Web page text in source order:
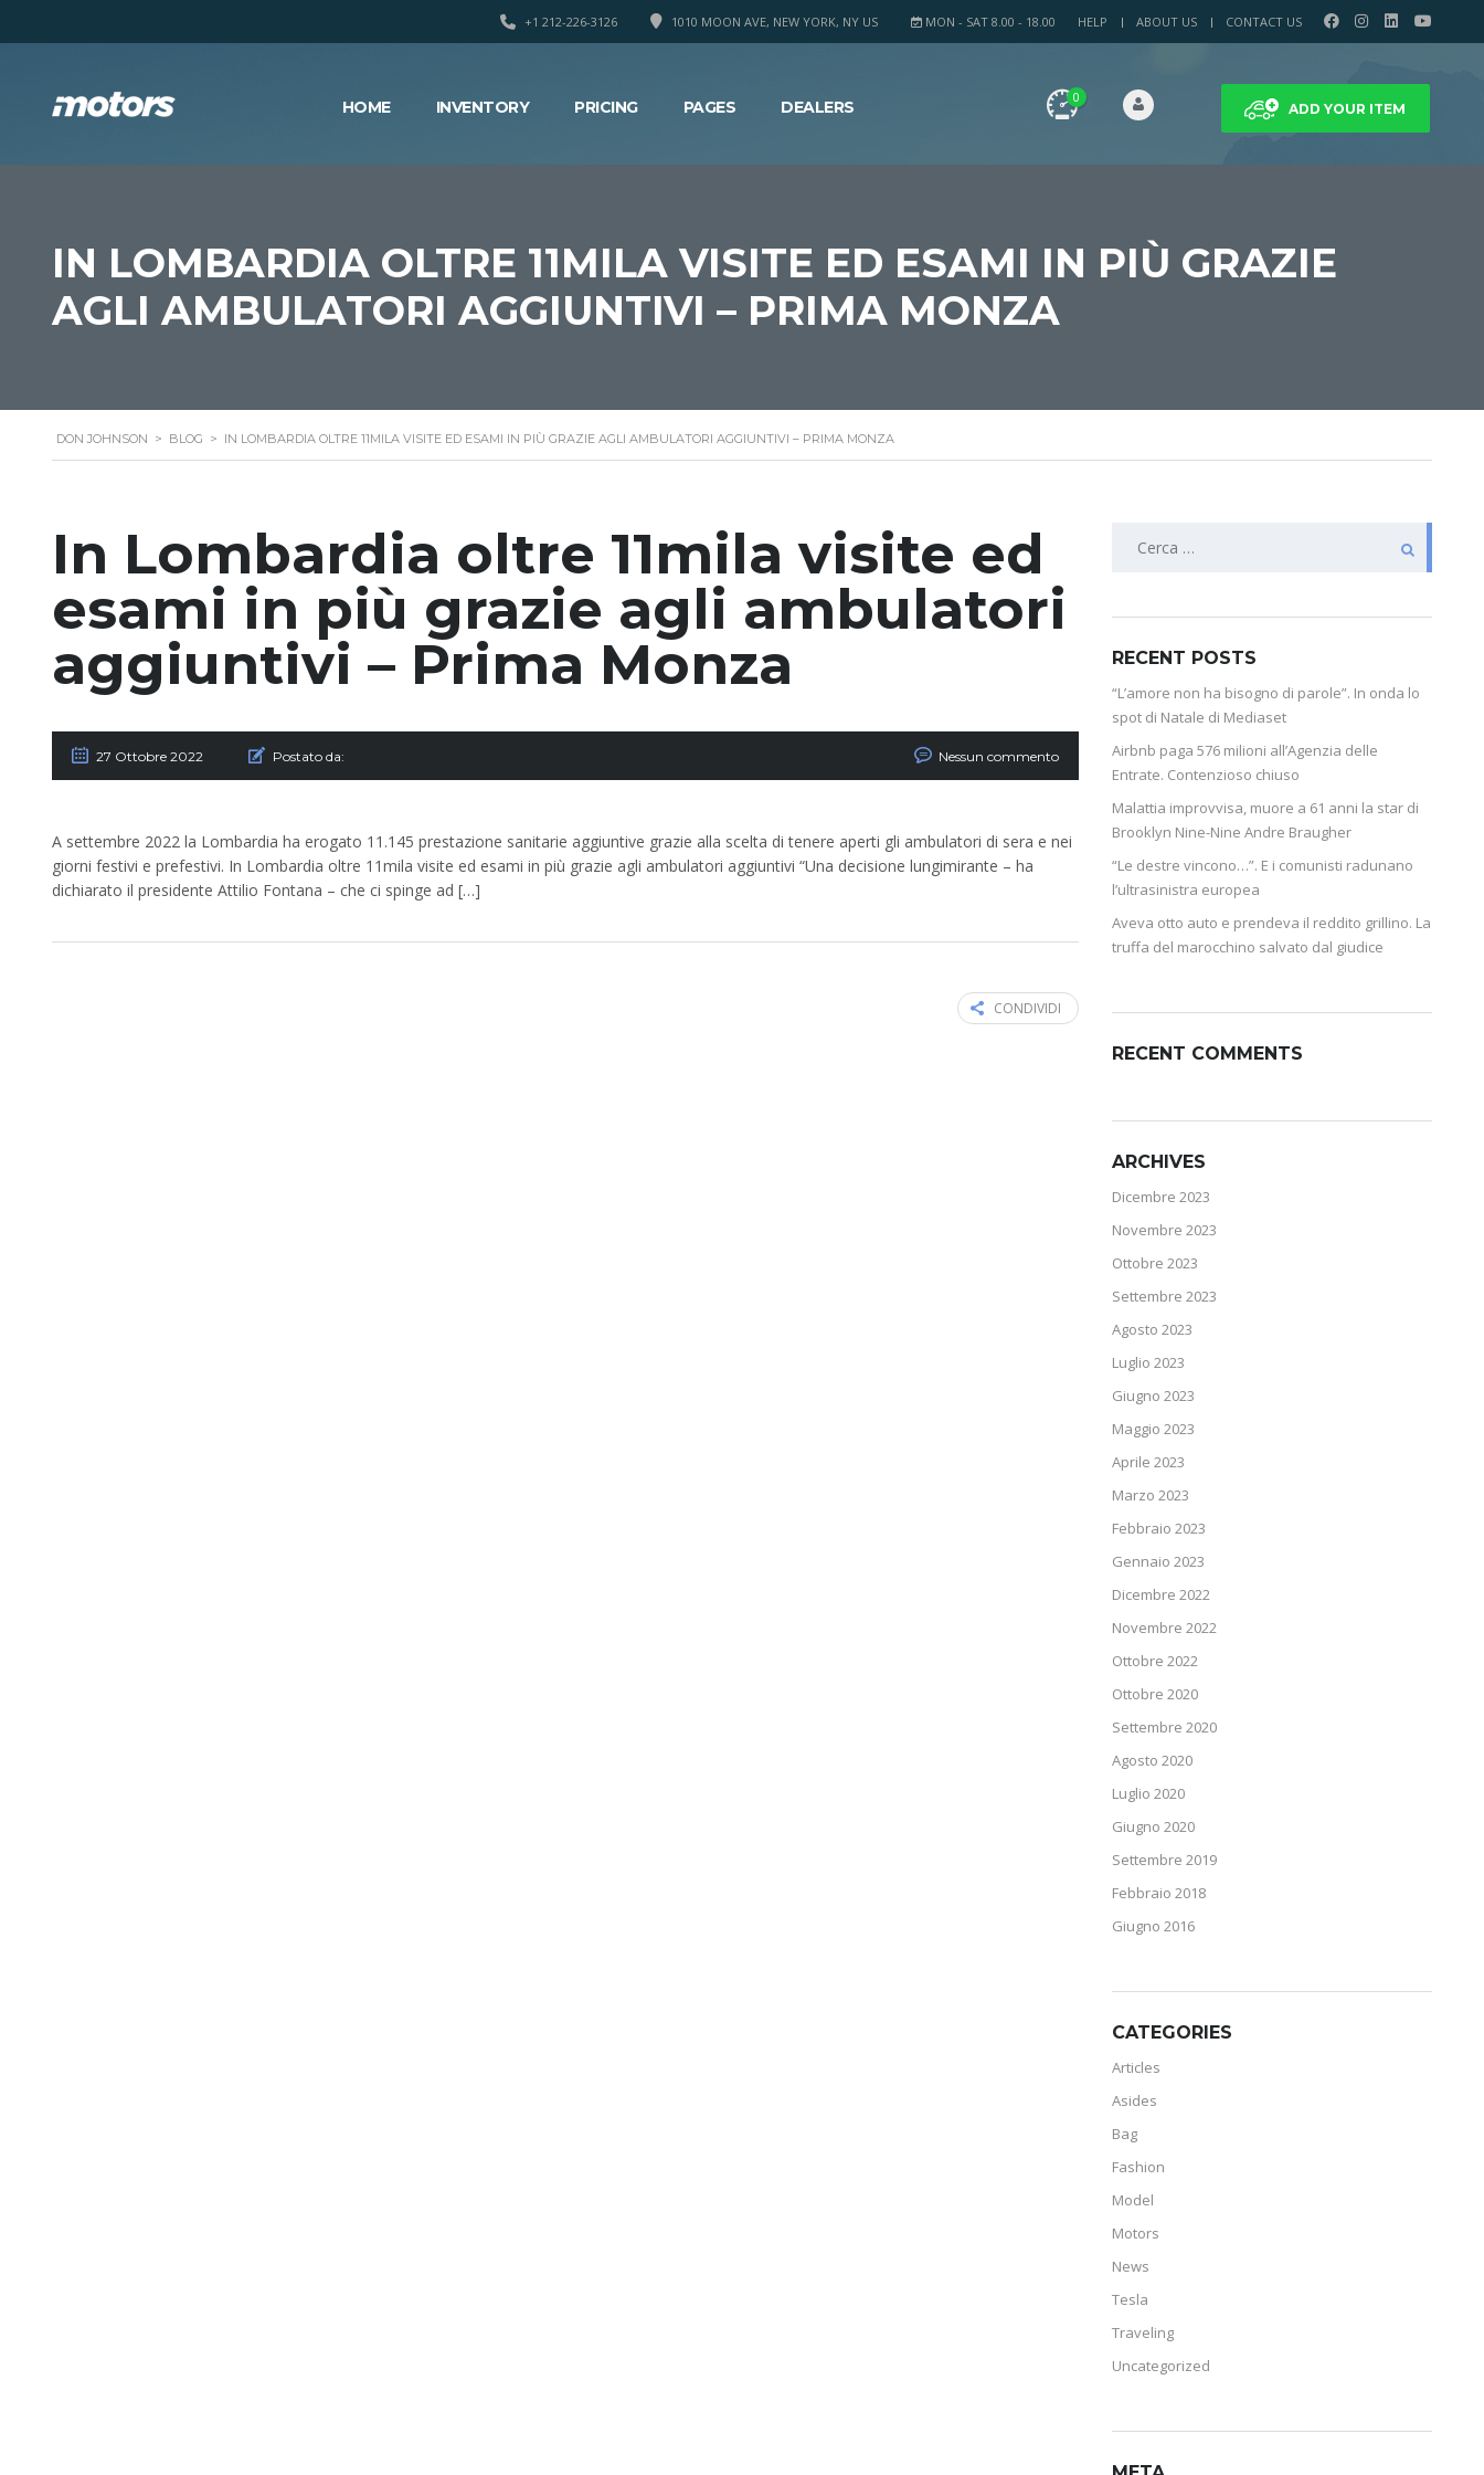
HELP ABOUT US CONTACT US
MON - SAT 8.00 - 18.00
1010 MOON AVE, NEW YORK, NY US
+1 212-226-3126
ADD YOUR ITEM
0
HOME INVENTORY PRICING PAGES DEALERS
IN LOMBARDIA OLTRE 11MILA VISITE ED ESAMI IN PIÙ GRAZIE
AGLI AMBULATORI AGGIUNTIVI – PRIMA MONZA
DON JOHNSON > BLOG > IN LOMBARDIA OLTRE 11MILA VISITE ED ESAMI IN PIÙ GRAZIE AGLI AMBULATORI AGGIUNTIVI – PRIMA MONZA
In Lombardia oltre 11mila visite ed
esami in più grazie agli ambulatori
aggiuntivi – Prima Monza
27 Ottobre 2022 Postato da: Nessun commento
A settembre 2022 la Lombardia ha erogato 11.145 prestazione sanitarie aggiuntive grazie alla scelta di tenere aperti gli ambulatori di sera e nei
giorni festivi e prefestivi. In Lombardia oltre 11mila visite ed esami in più grazie agli ambulatori aggiuntivi “Una decisione lungimirante – ha
dichiarato il presidente Attilio Fontana – che ci spinge ad […]
CONDIVIDI
RECENT POSTS
“L’amore non ha bisogno di parole”. In onda lo
spot di Natale di Mediaset
Airbnb paga 576 milioni all’Agenzia delle
Entrate. Contenzioso chiuso
Malattia improvvisa, muore a 61 anni la star di
Brooklyn Nine-Nine Andre Braugher
“Le destre vincono…”. E i comunisti radunano
l’ultrasinistra europea
Aveva otto auto e prendeva il reddito grillino. La
truffa del marocchino salvato dal giudice
RECENT COMMENTS
ARCHIVES
Dicembre 2023
Novembre 2023
Ottobre 2023
Settembre 2023
Agosto 2023
Luglio 2023
Giugno 2023
Maggio 2023
Aprile 2023
Marzo 2023
Febbraio 2023
Gennaio 2023
Dicembre 2022
Novembre 2022
Ottobre 2022
Ottobre 2020
Settembre 2020
Agosto 2020
Luglio 2020
Giugno 2020
Settembre 2019
Febbraio 2018
Giugno 2016
CATEGORIES
Articles
Asides
Bag
Fashion
Model
Motors
News
Tesla
Traveling
Uncategorized